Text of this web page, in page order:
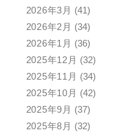
2026年3月 (41)
2026年2月 (34)
2026年1月 (36)
2025年12月 (32)
2025年11月 (34)
2025年10月 (42)
2025年9月 (37)
2025年8月 (32)